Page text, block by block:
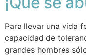
Para llevar una vida
capacidad de
grandes hombres